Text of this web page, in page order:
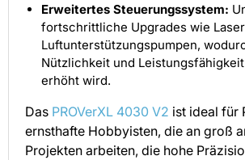
Erweitertes Steuerungssystem:
fortschrittliche Upgrades wie
Luftunterstützungspumpen,
Nützlichkeit und
erhöht wird.
Das PROVerXL 4030 V2 ist ideal für
ernsthafte Hobbyisten, die an groß
Projekten arbeiten, die hohe